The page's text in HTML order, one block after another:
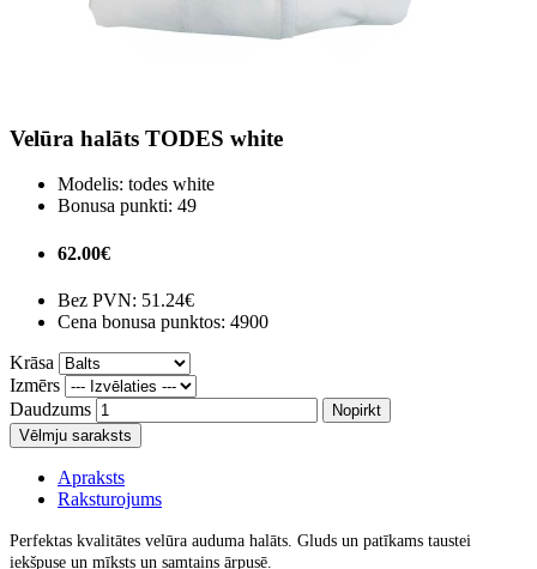
Velūra halāts TODES white
Modelis: todes white
Bonusa punkti: 49
62.00€
Bez PVN: 51.24€
Cena bonusa punktos: 4900
Krāsa
Izmērs
Daudzums
Nopirkt
Vēlmju saraksts
Apraksts
Raksturojums
Perfektas kvalitātes velūra auduma halāts. Gluds un patīkams taustei
iekšpuse un mīksts un samtains ārpusē.